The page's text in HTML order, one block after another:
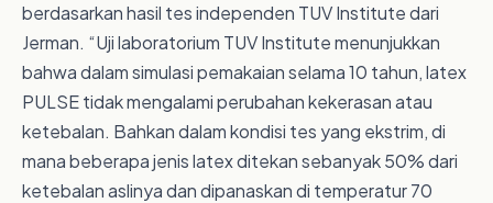
berdasarkan hasil tes independen TUV Institute dari
Jerman. “Uji laboratorium TUV Institute menunjukkan
bahwa dalam simulasi pemakaian selama 10 tahun, latex
PULSE tidak mengalami perubahan kekerasan atau
ketebalan. Bahkan dalam kondisi tes yang ekstrim, di
mana beberapa jenis latex ditekan sebanyak 50% dari
ketebalan aslinya dan dipanaskan di temperatur 70